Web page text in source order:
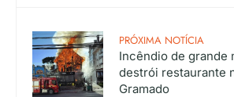
PRÓXIMA NOTÍCIA
Incêndio de grande
destrói restaurante
Gramado